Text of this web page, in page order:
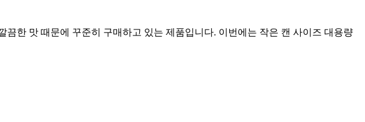
한 맛 때문에 꾸준히 구매하고 있는 제품입니다. 이번에는 작은 캔 사이즈 대용량